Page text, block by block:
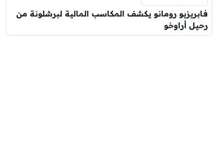
فابريزيو رومانو يكشف المكاسب المالية لبرشلونة من
رحيل أراوخو